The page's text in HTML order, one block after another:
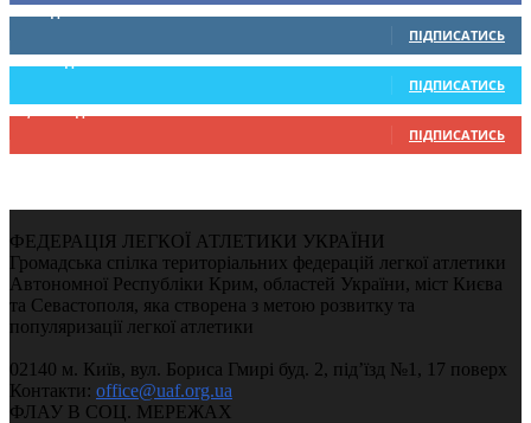
0 Підписників
ПІДПИСАТИСЬ
234 Підписників
ПІДПИСАТИСЬ
9,370 Підписників
ПІДПИСАТИСЬ
ФЕДЕРАЦІЯ ЛЕГКОЇ АТЛЕТИКИ УКРАЇНИ
Громадська спілка територіальних федерацій легкої атлетики
Автономної Республіки Крим, областей України, міст Києва
та Севастополя, яка створена з метою розвитку та
популяризації легкої атлетики
02140 м. Київ, вул. Бориса Гмирі буд. 2, під’їзд №1, 17 поверх
Контакти: office@uaf.org.ua
ФЛАУ В СОЦ. МЕРЕЖАХ